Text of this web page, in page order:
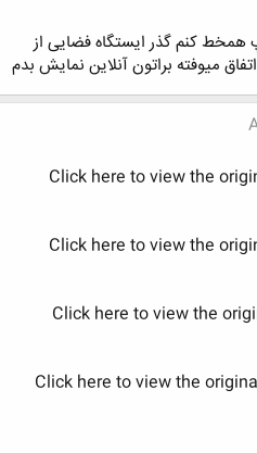
همخط کنم گذر ایستگاه فضایی از
Click here to view the
Click here to view the
Click here to view the
Click here to view the